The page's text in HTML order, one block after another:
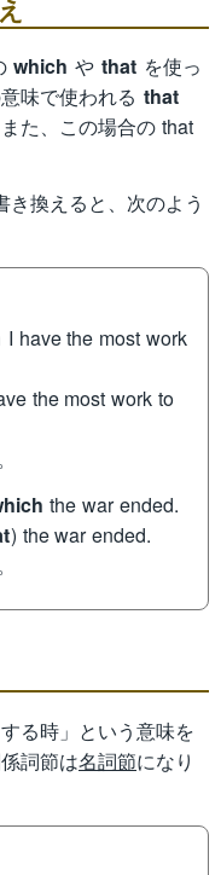
which や that を使っ
味で使われる that
た、この場合の that
換えると、次のよう
I have the most work
the most work to
the war ended.
) the war ended.
る時」という意味を
詞節は名詞節になり